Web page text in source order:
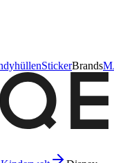
StickerBrands